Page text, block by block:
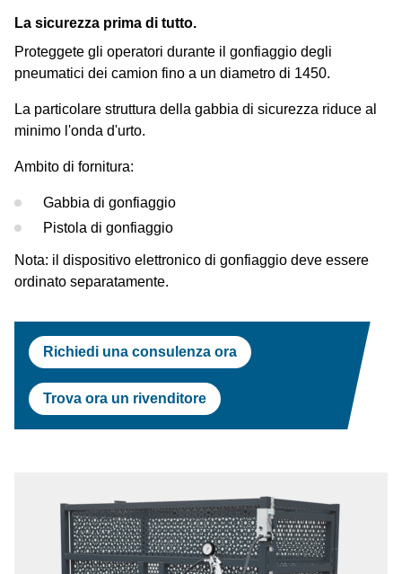
La sicurezza prima di tutto.
Proteggete gli operatori durante il gonfiaggio degli
pneumatici dei camion fino a un diametro di 1450.
La particolare struttura della gabbia di sicurezza riduce al
minimo l'onda d'urto.
Ambito di fornitura:
Gabbia di gonfiaggio
Pistola di gonfiaggio
Nota: il dispositivo elettronico di gonfiaggio deve essere
ordinato separatamente.
Richiedi una consulenza ora
Trova ora un rivenditore
Centrafari
Jaguar Land Rover
Tesla
Maserati
Equilibratrici